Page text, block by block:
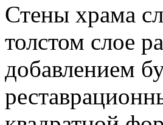
Стены храма
толстом слое
добавлением